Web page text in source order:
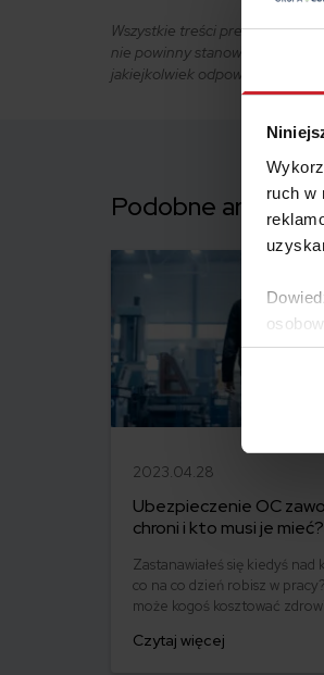
ruch w
Wszystkie treści
nie powinny stanowić
jakiejkolwiek odpowiedzialności.
Podobne artykuły
2023.04.28
Ubezpieczenie OC
chroni i kto musi je mieć?
Zastanawiałeś się kiedyś
co na co dzień robisz w
może kogoś kosztować
ewentualnych strat klienta?
Czytaj więcej